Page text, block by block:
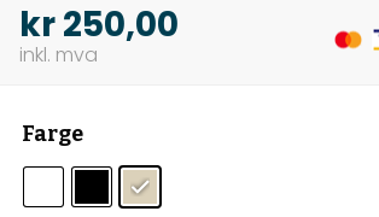
kr250,00
Farge